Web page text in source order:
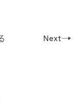
Next